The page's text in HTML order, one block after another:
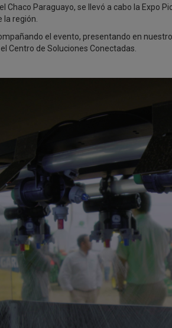
Chaco Paraguayo, se llevó a cabo la Expo
región.
el evento, presentando en
Centro de Soluciones Conectadas.